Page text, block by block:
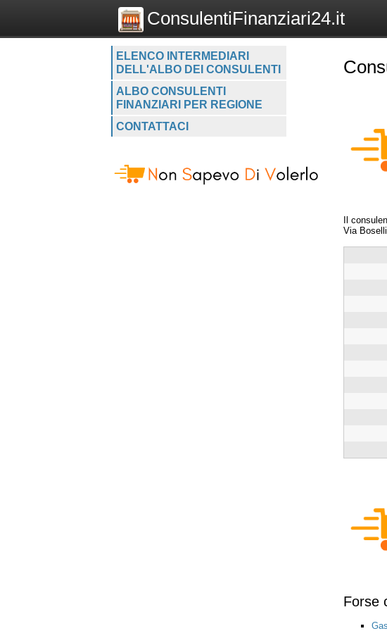
ConsulentiFinanziari24.it
ELENCO INTERMEDIARI
DELL'ALBO DEI CONSULENTI
ALBO CONSULENTI
FINANZIARI PER REGIONE
CONTATTACI
Il
Via
Forse